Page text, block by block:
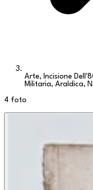
Arte, Incisione
Militaria, Araldica,
4 foto